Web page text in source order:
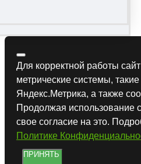
Для корректной работы сайт
метрические системы, такие
Яндекс.Метрика, а также
Продолжая использование
свое согласие на это.
Политике
ПРИНЯТЬ